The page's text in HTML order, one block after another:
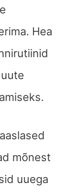
Hea
mõnest
uuega